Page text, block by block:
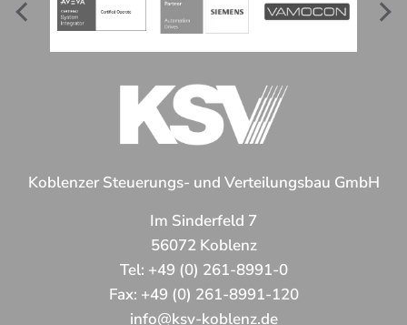
Koblenzer Steuerungs- und Verteilungsbau GmbH
Im Sinderfeld 7
56072 Koblenz
Tel: +49 (0) 261-8991-0
Fax: +49 (0) 261-8991-120
info@ksv-koblenz.de